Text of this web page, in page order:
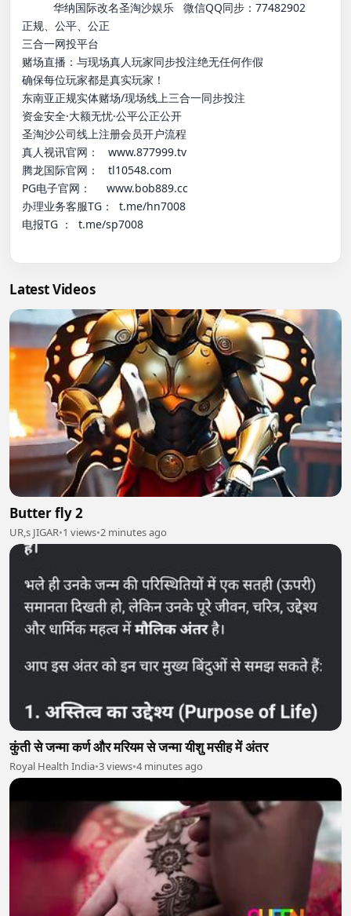
正规、公平、公正
三合一网投平台
赌场直播：与现场真人玩家同步投注绝无任何作假
确保每位玩家都是真实玩家！
东南亚正规实体赌场/现场线上三合一同步投注
资金安全·大额无忧·公平公正公开
圣淘沙公司线上注册会员开户流程
真人视讯官网：   www.877999.tv
腾龙国际官网：   tl10548.com
PG电子官网：     www.bob889.cc
办理业务客服TG：  t.me/hn7008
电报TG ：  t.me/sp7008
Latest Videos
Butter fly 2
UR,s JIGAR•1 views•2 minutes ago
कुंती से जन्मा कर्ण और मरियम से जन्मा यीशु मसीह में अंतर
Royal Health India•3 views•4 minutes ago